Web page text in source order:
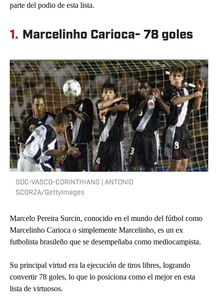
parte del podio de esta lista.
1. Marcelinho Carioca- 78 goles
SOC-VASCO-CORINTHIANS | ANTONIO
SCORZA/GettyImages
Marcelo Pereira Surcin, conocido en el mundo del fútbol como
Marcelinho Carioca o simplemente Marcelinho, es un ex
futbolista brasileño que se desempeñaba como mediocampista.​
Su principal virtud era la ejecución de tiros libres, logrando
convertir 78 goles, lo que lo posiciona como el mejor en esta
lista de virtuosos.